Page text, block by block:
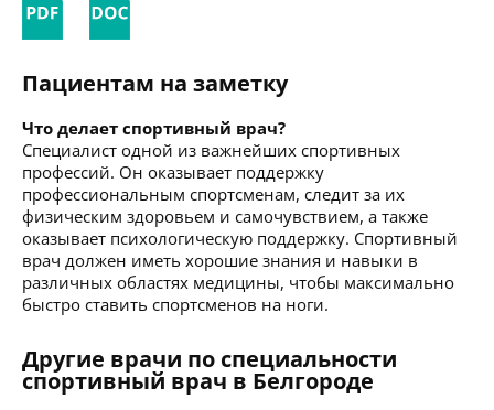
Пациентам на заметку
Что делает спортивный врач?
Специалист одной из важнейших спортивных
профессий. Он оказывает поддержку
профессиональным спортсменам, следит за их
физическим здоровьем и самочувствием, а также
оказывает психологическую поддержку. Спортивный
врач должен иметь хорошие знания и навыки в
различных областях медицины, чтобы максимально
быстро ставить спортсменов на ноги.
Другие врачи по специальности
спортивный врач в Белгороде